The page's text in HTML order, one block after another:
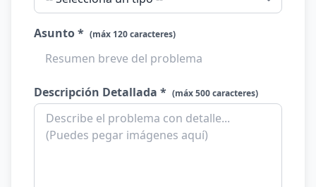
Asunto * (máx 120 caracteres)
Descripción Detallada * (máx 500 caracteres)